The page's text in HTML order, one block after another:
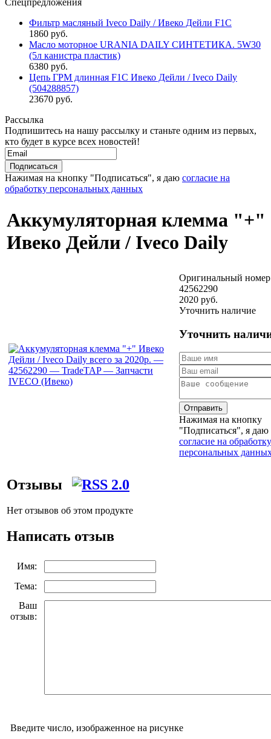
Спецпредложения
Фильтр масляный Iveco Daily / Ивеко Дейли F1C
1860 руб.
Масло моторное URANIA DAILY СИНТЕТИКА. 5W30
(5л канистра пластик)
6380 руб.
Цепь ГРМ длинная F1C Ивеко Дейли / Iveco Daily
(504288857)
23670 руб.
Рассылка
Подпишитесь на нашу рассылку и станьте одним из первых,
кто будет в курсе всех новостей!
Нажимая на кнопку "Подписаться", я даю согласие на
обработку персональных данных
Аккумуляторная клемма "+"
Ивеко Дейли / Iveco Daily
Оригинальный
42562290
2020 руб.
Уточнить наличие
Уточнить
Отправить
Нажимая на кнопку
"Подписаться", я даю
согласие на обработку
персональных
Отзывы
Нет отзывов об этом продукте
Написать отзыв
Имя:
Тема:
Ваш
отзыв:
Введите число, изображенное на рисунке